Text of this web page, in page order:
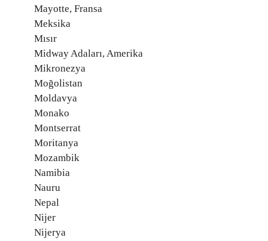
Mayotte, Fransa
Meksika
Mısır
Midway Adaları, Amerika
Mikronezya
Moğolistan
Moldavya
Monako
Montserrat
Moritanya
Mozambik
Namibia
Nauru
Nepal
Nijer
Nijerya